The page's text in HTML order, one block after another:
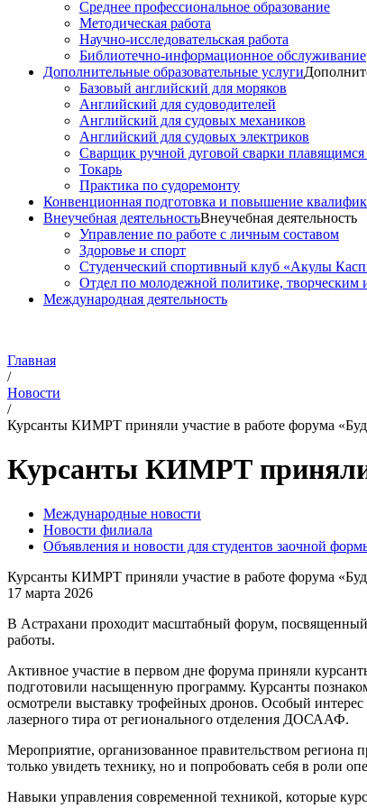
Среднее профессиональное образование
Методическая работа
Научно-исследовательская работа
Библиотечно-информационное обслуживание
Дополнительные образовательные услуги
Базовый английский для моряков
Английский для судоводителей
Английский для судовых механиков
Английский для судовых электриков
Cварщик ручной дуговой сварки
Токарь
Практика по судоремонту
Конвенционная подготовка и повышение
Внеучебная деятельностьВнеучебная деятельность
Управление по работе с личным составом
Здоровье и спорт
Студенческий спортивный клуб «Акулы
Отдел по молодежной политике,
Международная деятельность
Главная
/
Новости
/
Курсанты КИМРТ приняли участие в работе форума
Курсанты КИМРТ приняли
Международные новости
Новости филиала
Объявления и новости для студентов заочной
Курсанты КИМРТ приняли участие в работе форума
17 марта 2026
В Астрахани проходит масштабный форум, посвященный
работы.
Активное участие в первом дне форума приняли
подготовили насыщенную программу. Курсанты
осмотрели выставку трофейных дронов. Особый
лазерного тира от регионального отделения ДОСААФ.
Мероприятие, организованное правительством
только увидеть технику, но и попробовать себя в роли
Навыки управления современной техникой, которые